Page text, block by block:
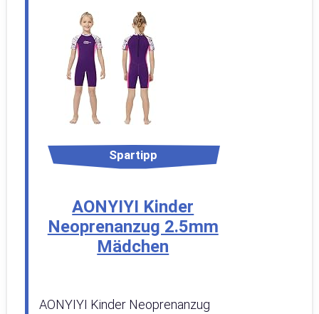
Spartipp
AONYIYI Kinder
Neoprenanzug 2.5mm
Mädchen
AONYIYI Kinder Neoprenanzug